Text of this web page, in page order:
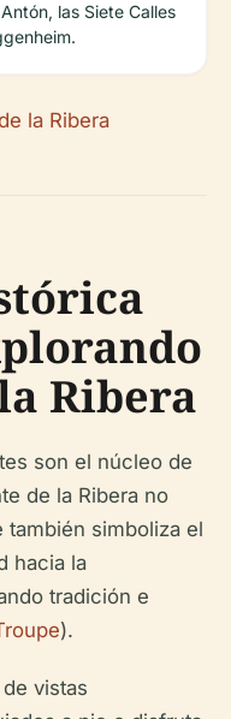
las Siete Calles
la Ribera
Ribera
son el núcleo de
de la Ribera no
simboliza el
hacia la
tradición e
).
vistas